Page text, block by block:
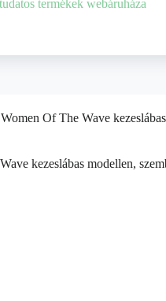
Women Of The Wave